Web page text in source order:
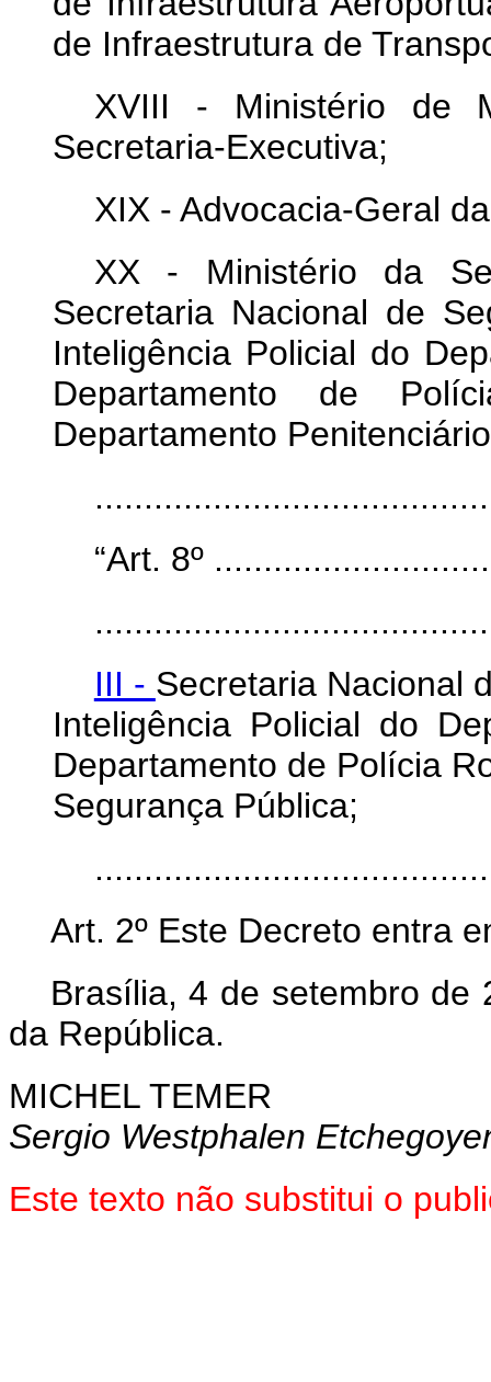
de Infraestrutura de
XVIII - Ministério de
Secretaria-Executiva;
XIX - Advocacia-Geral
XX - Ministério da
Secretaria Nacional de
Inteligência Policial do
Departamento de
Departamento
“Art. 8º
III - Secretaria Nacional
Inteligência Policial do
Departamento de Polícia
Segurança Pública;
Art. 2º Este Decreto entra
Brasília, 4 de setembro de
da República.
MICHEL TEMER
Sergio Westphalen
Este texto não substitui o